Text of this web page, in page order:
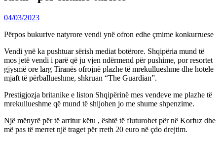
04/03/2023
Përpos bukurive natyrore vendi ynë ofron edhe çmime konkurruese
Vendi ynë ka pushtuar sërish mediat botërore. Shqipëria mund të
mos jetë vendi i parë që ju vjen ndërmend për pushime, por resortet
gjysmë ore larg Tiranës ofrojnë plazhe të mrekullueshme dhe hotele
mjaft të përballueshme, shkruan “The Guardian”.
Prestigjozja britanike e liston Shqipërinë mes vendeve me plazhe të
mrekullueshme që mund të shijohen jo me shume shpenzime.
Një mënyrë për të arritur këtu , është të fluturohet për në Korfuz dhe
më pas të merret një traget për rreth 20 euro në çdo drejtim.